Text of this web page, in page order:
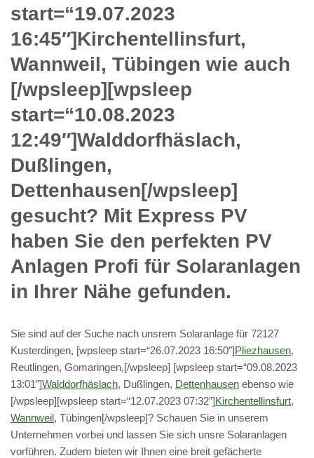
start=“19.07.2023
16:45″]Kirchentellinsfurt,
Wannweil, Tübingen wie auch
[/wpsleep][wpsleep
start=“10.08.2023
12:49″]Walddorfhäslach,
Dußlingen,
Dettenhausen[/wpsleep]
gesucht? Mit Express PV
haben Sie den perfekten PV
Anlagen Profi für Solaranlagen
in Ihrer Nähe gefunden.
Sie sind auf der Suche nach unsrem Solaranlage für 72127
Kusterdingen, [wpsleep start=“26.07.2023 16:50″]Pliezhausen,
Reutlingen, Gomaringen,[/wpsleep] [wpsleep start=“09.08.2023
13:01″]Walddorfhäslach, Dußlingen, Dettenhausen ebenso wie
[/wpsleep][wpsleep start=“12.07.2023 07:32″]Kirchentellinsfurt,
Wannweil, Tübingen[/wpsleep]? Schauen Sie in unserem
Unternehmen vorbei und lassen Sie sich unsre Solaranlagen
vorführen. Zudem bieten wir Ihnen eine breit gefächerte